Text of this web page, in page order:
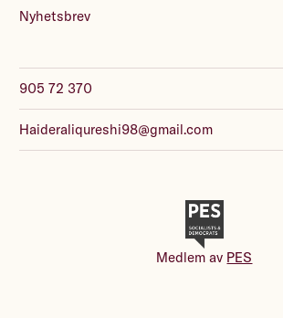
905 72 370
Haideraliqureshi98@gmail.com
Nyhetsbrev
Medlem av PES